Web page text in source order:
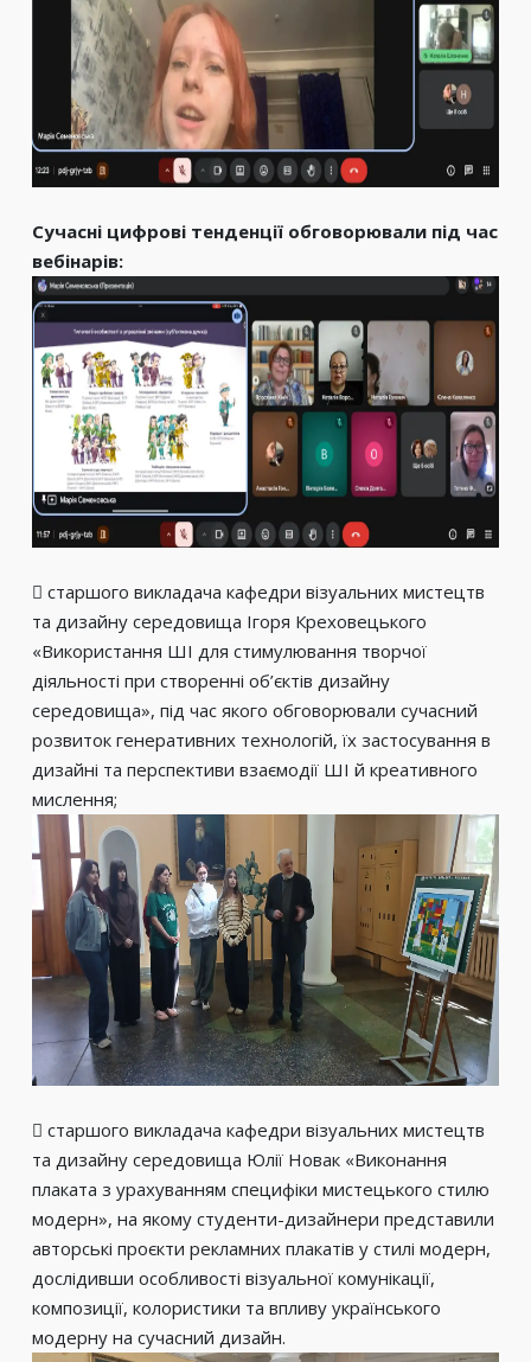
Сучасні цифрові тенденції обговорювали під час
вебінарів:
 старшого викладача кафедри візуальних мистецтв
та дизайну середовища Ігоря Креховецького
«Використання ШІ для стимулювання творчої
діяльності при створенні об’єктів дизайну
середовища», під час якого обговорювали сучасний
розвиток генеративних технологій, їх застосування в
дизайні та перспективи взаємодії ШІ й креативного
мислення;
 старшого викладача кафедри візуальних мистецтв
та дизайну середовища Юлії Новак «Виконання
плаката з урахуванням специфіки мистецького стилю
модерн», на якому студенти-дизайнери представили
авторські проєкти рекламних плакатів у стилі модерн,
дослідивши особливості візуальної комунікації,
композиції, колористики та впливу українського
модерну на сучасний дизайн.